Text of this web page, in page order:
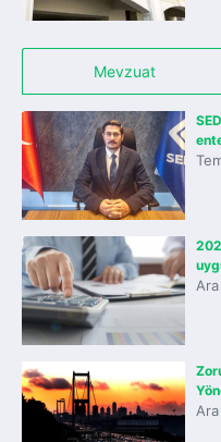
Mevzuat